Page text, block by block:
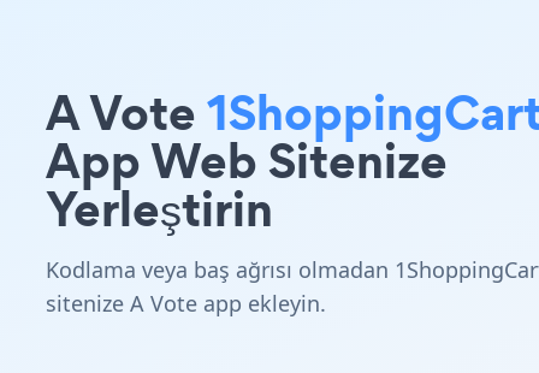
A Vote
App Web Sitenize
Yerleştirin
Kodlama veya baş ağrısı olmadan
sitenize A Vote app ekleyin.